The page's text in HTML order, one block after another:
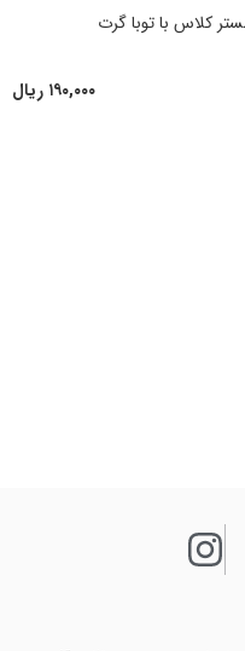
کلاس با توبا گرت
۱۹۰,۰۰۰ ریال